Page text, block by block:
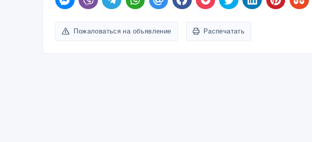
Пожаловаться на объявление Распечатать